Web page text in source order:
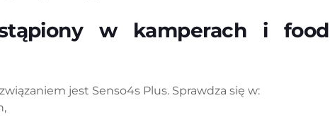
w kamperach i food
jest Senso4s Plus. Sprawdza się w: